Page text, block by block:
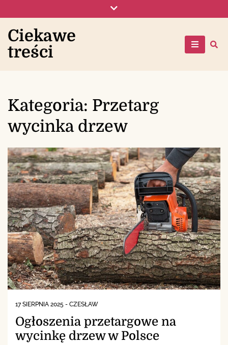
to
content
Ciekawe
treści
Kategoria: Przetarg
wycinka drzew
17 SIERPNIA 2025 - CZESŁAW
Ogłoszenia przetargowe na
wycinkę drzew w Polsce